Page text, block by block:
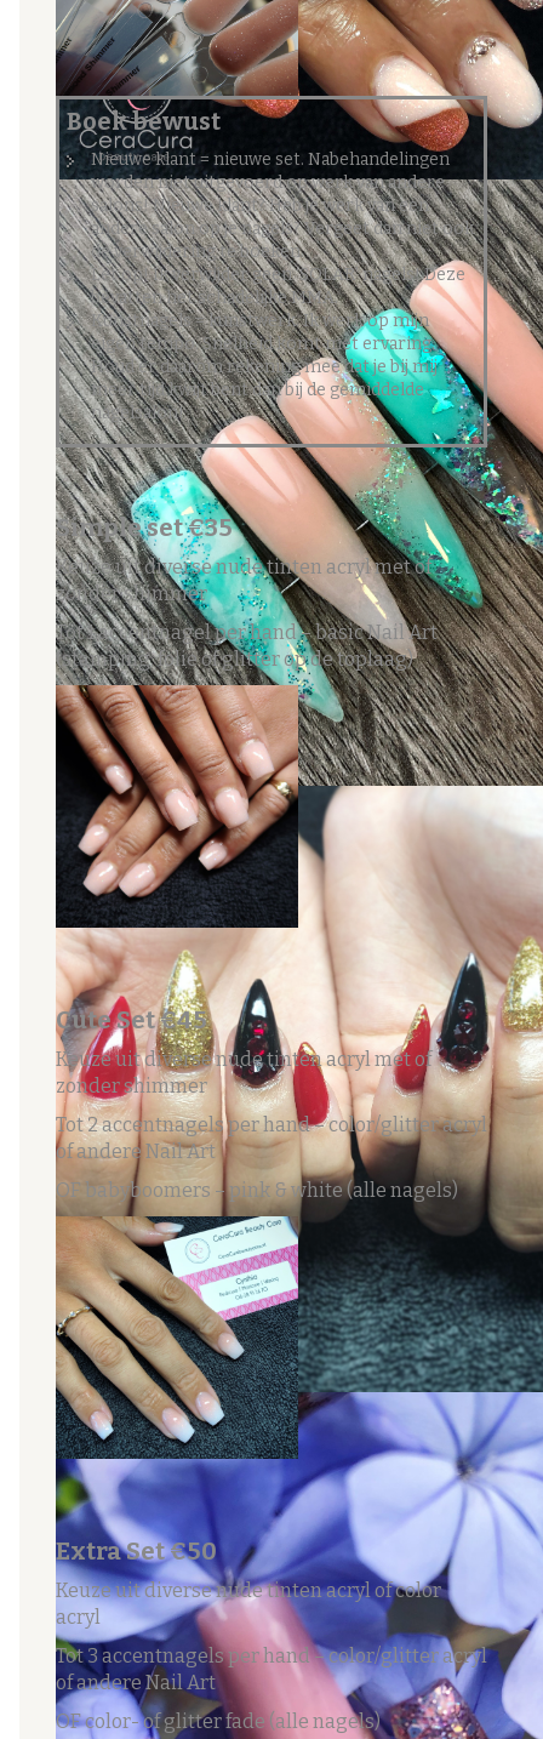
Boek bewust
Nieuwe klant = nieuwe set. Nabehandelingen
worden niet uitgevoerd op werk van andere
salons! Nieuwe klant? Heb je werk van een
andere salon op je nagels? Vergeet dan niet ook
de verwijdering te boeken.
Let op! Ik verwijder geen ‘SOLAR’ nagels! Deze
bevatten het schadelijke MMA.
Kunstnagels = kunstwerk. Ik werk op mijn
eigen tempo. Snelheid komt met ervaring.
Houd er daarom rekening mee dat je bij mij
meer tijd kwijt bent dan bij de gemiddelde
nagelsalon!
Simple set €35
Keuze uit diverse nude tinten acryl met of
zonder shimmer
Tot 1 accentnagel per hand – basic Nail Art
(stamping, folie of glitter op de toplaag)
Cute Set €45
Keuze uit diverse nude tinten acryl met of
zonder shimmer
Tot 2 accentnagels per hand – color/glitter acryl
of andere Nail Art
OF babyboomers – pink & white (alle nagels)
Extra Set €50
Keuze uit diverse nude tinten acryl of color
acryl
Tot 3 accentnagels per hand – color/glitter acryl
of andere Nail Art
OF color- of glitter fade (alle nagels)